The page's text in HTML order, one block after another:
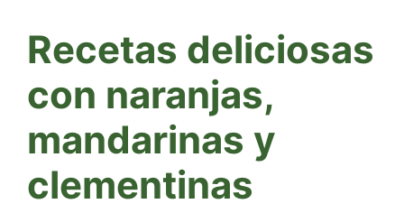
Recetas deliciosas
con naranjas,
mandarinas y
clementinas